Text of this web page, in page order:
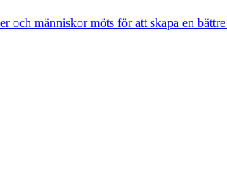
och människor möts för att skapa en